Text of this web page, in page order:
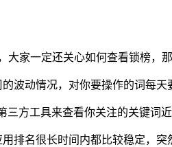
大家一定还关心如何查看锁榜，
波动情况，对你要操作的词每天
三方工具来查看你关注的关键词
排名很长时间内都比较稳定，